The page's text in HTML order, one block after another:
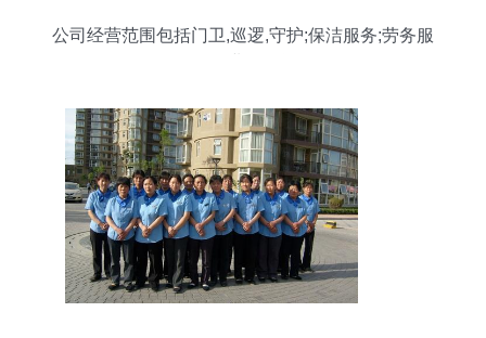
公司经营范围包括门卫,巡逻,守护;保洁服务;劳务服